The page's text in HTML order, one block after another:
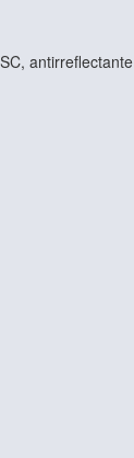
antirreflectante